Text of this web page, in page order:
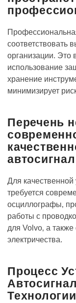
соответствовать
организации. Это
использование
хранение
минимизирует
Перечень
Для качественной
требуется
осциллографы‚
работы с
для Volvo‚ а
электричества.
Процесс
Технологии